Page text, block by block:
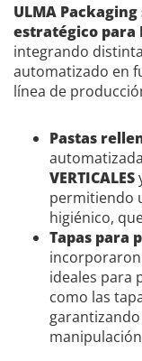
ULMA
estratégico para
integrando
automatizado en
línea de
Pastas
VERTICALES
permitiendo
higiénico,
Tapas para
ideales para
como las